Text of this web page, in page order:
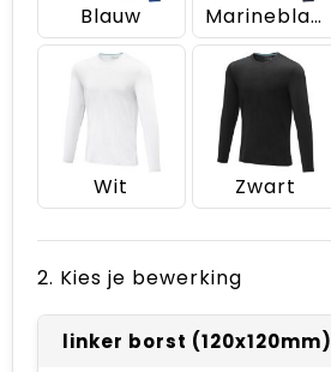
Blauw Marineblauw
Wit Zwart
2. Kies je bewerking
linker borst (120x120mm)